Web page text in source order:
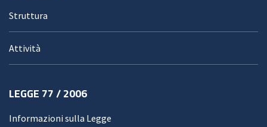
Struttura
Attività
LEGGE 77 / 2006
Informazioni sulla Legge